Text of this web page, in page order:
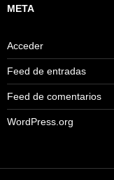
META
Acceder
Feed de entradas
Feed de comentarios
WordPress.org